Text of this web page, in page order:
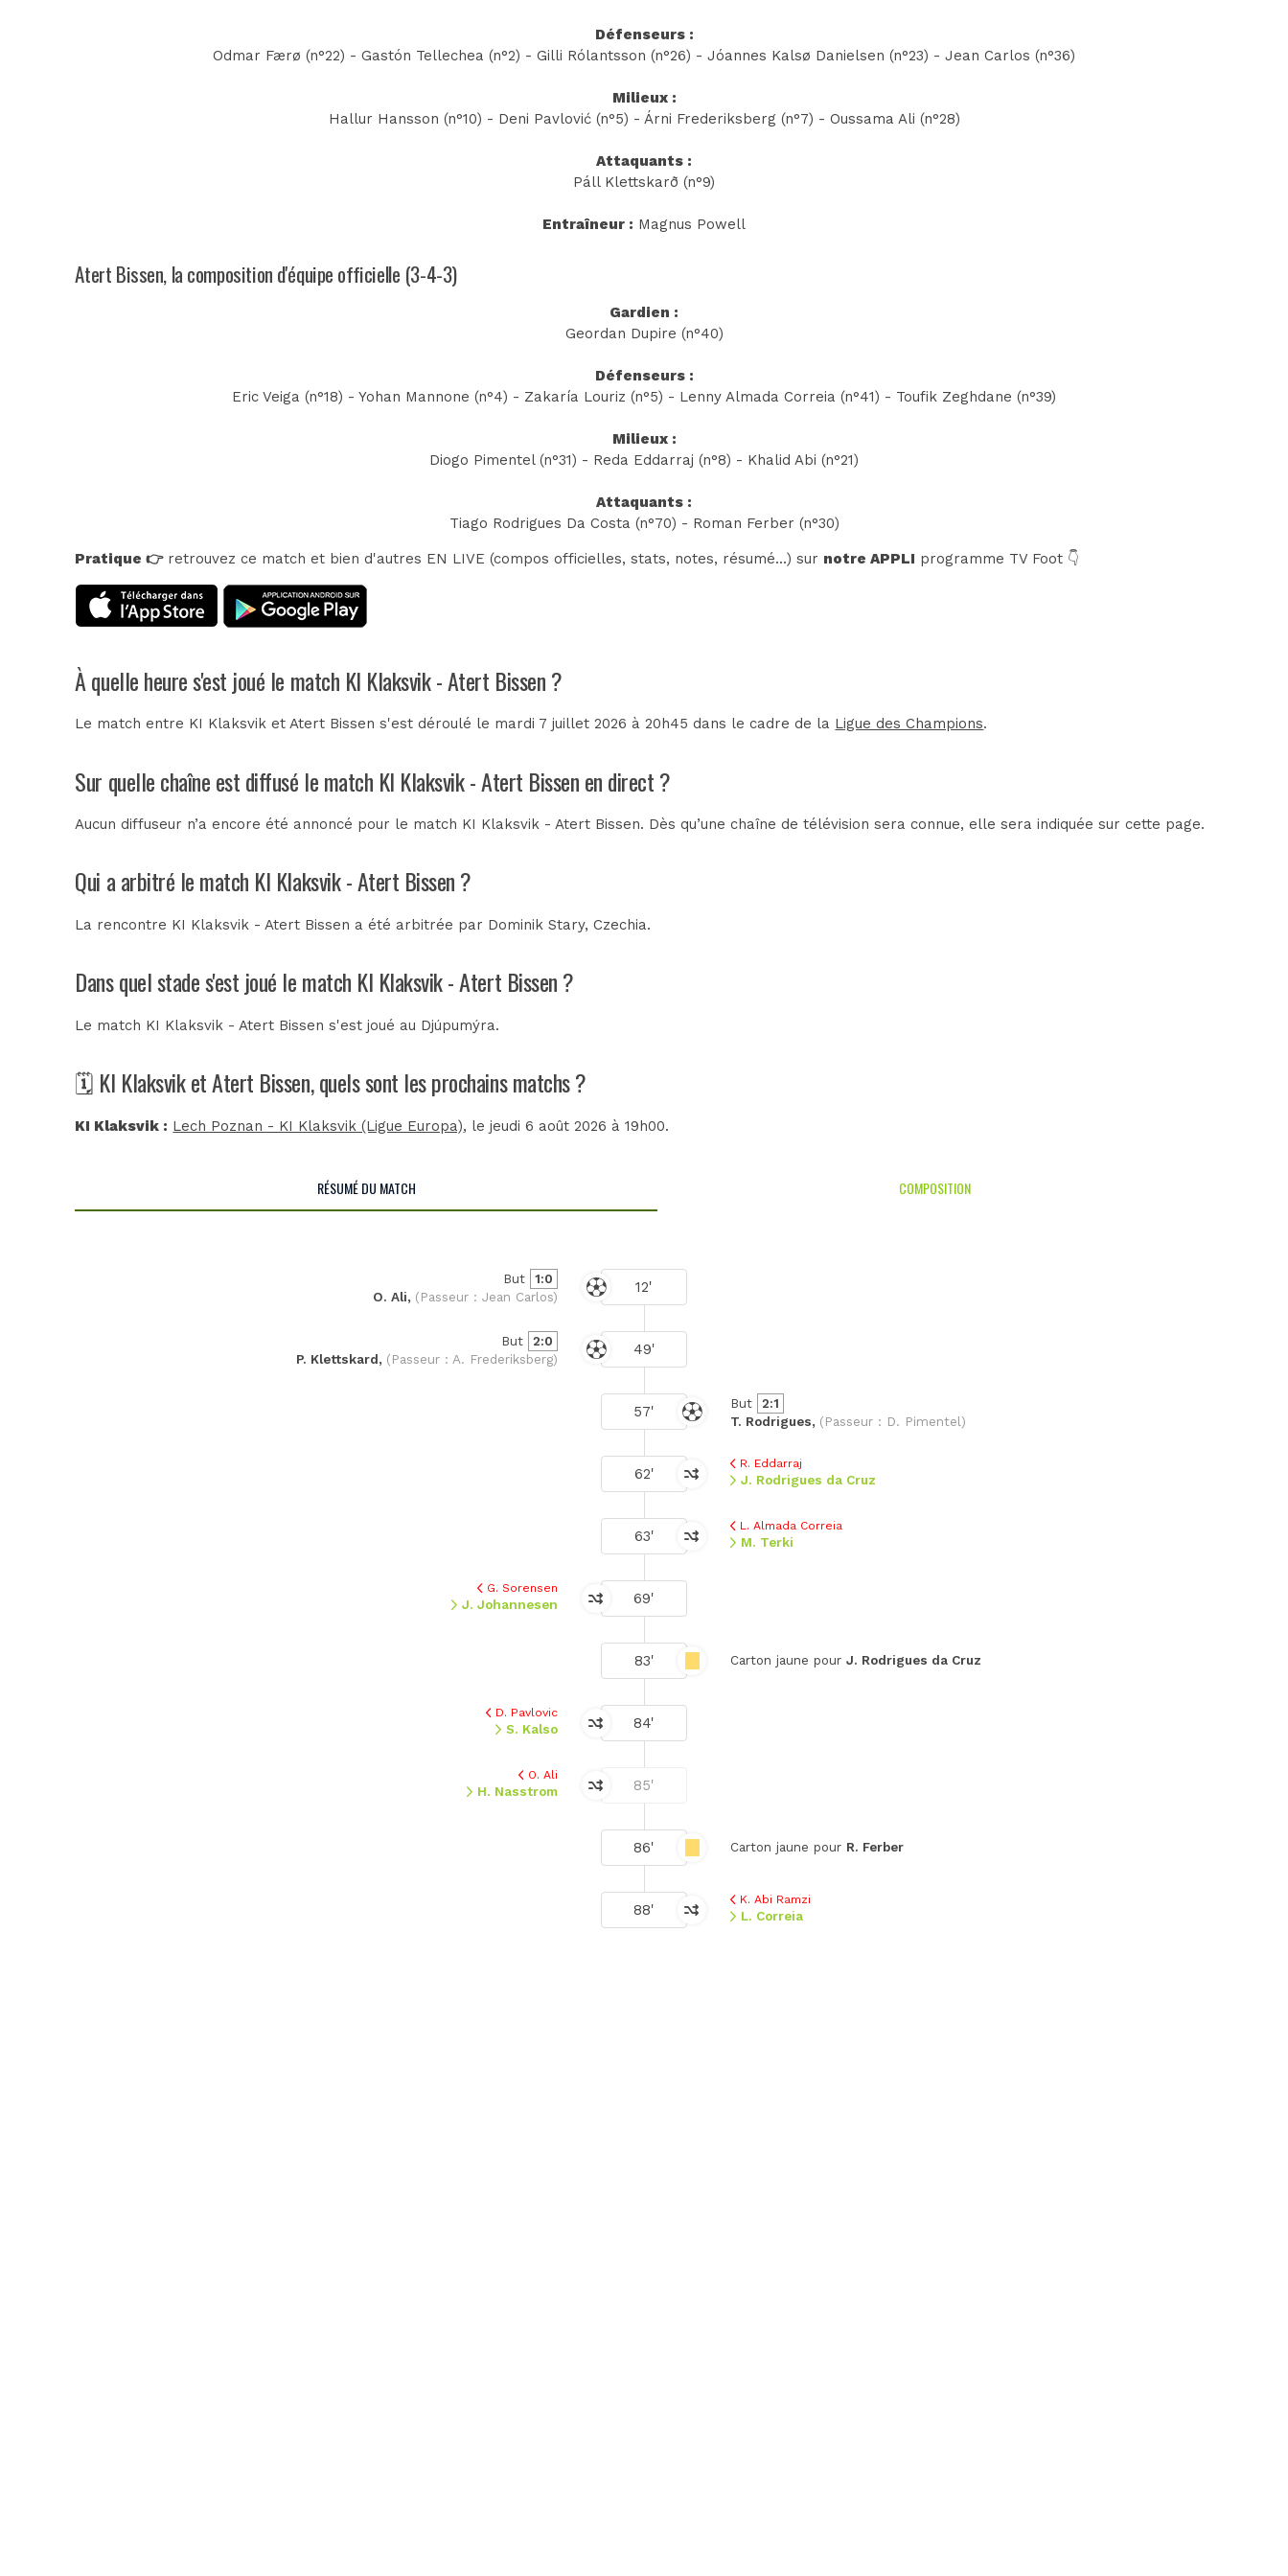
Défenseurs :
Odmar Færø (n°22) - Gastón Tellechea (n°2) - Gilli Rólantsson (n°26) - Jóannes Kalsø Danielsen (n°23) - Jean Carlos (n°36)
Milieux :
Hallur Hansson (n°10) - Deni Pavlović (n°5) - Árni Frederiksberg (n°7) - Oussama Ali (n°28)
Attaquants :
Páll Klettskarð (n°9)
Entraîneur : Magnus Powell
Atert Bissen, la composition d'équipe officielle (3-4-3)
Gardien :
Geordan Dupire (n°40)
Défenseurs :
Eric Veiga (n°18) - Yohan Mannone (n°4) - Zakaría Louriz (n°5) - Lenny Almada Correia (n°41) - Toufik Zeghdane (n°39)
Milieux :
Diogo Pimentel (n°31) - Reda Eddarraj (n°8) - Khalid Abi (n°21)
Attaquants :
Tiago Rodrigues Da Costa (n°70) - Roman Ferber (n°30)
Pratique 👉retrouvez ce match et bien d'autres EN LIVE (compos officielles, stats, notes, résumé...) sur notre APPLI programme TV Foot 👇
À quelle heure s'est joué le match KI Klaksvik - Atert Bissen ?
Le match entre KI Klaksvik et Atert Bissen s'est déroulé le mardi 7 juillet 2026 à 20h45 dans le cadre de la Ligue des Champions.
Sur quelle chaîne est diffusé le match KI Klaksvik - Atert Bissen en direct ?
Aucun diffuseur n’a encore été annoncé pour le match KI Klaksvik - Atert Bissen. Dès qu’une chaîne de télévision sera connue, elle sera indiquée sur cette page.
Qui a arbitré le match KI Klaksvik - Atert Bissen ?
La rencontre KI Klaksvik - Atert Bissen a été arbitrée par Dominik Stary, Czechia.
Dans quel stade s'est joué le match KI Klaksvik - Atert Bissen ?
Le match KI Klaksvik - Atert Bissen s'est joué au Djúpumýra.
🗓️ KI Klaksvik et Atert Bissen, quels sont les prochains matchs ?
KI Klaksvik : Lech Poznan - KI Klaksvik (Ligue Europa), le jeudi 6 août 2026 à 19h00.
RÉSUMÉ DU MATCH COMPOSITION
12'
But
1:0
O. Ali, (Passeur : Jean Carlos)
49'
But
2:0
P. Klettskard, (Passeur : A. Frederiksberg)
57' But
2:1
T. Rodrigues, (Passeur : D. Pimentel)
62'
R. Eddarraj
J. Rodrigues da Cruz
63'
L. Almada Correia
M. Terki
69'
G. Sorensen
J. Johannesen
83' Carton jaune pour J. Rodrigues da Cruz
84'
D. Pavlovic
S. Kalso
85'
O. Ali
H. Nasstrom
86' Carton jaune pour R. Ferber
88'
K. Abi Ramzi
L. Correia